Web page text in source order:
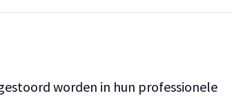
worden in hun professionele